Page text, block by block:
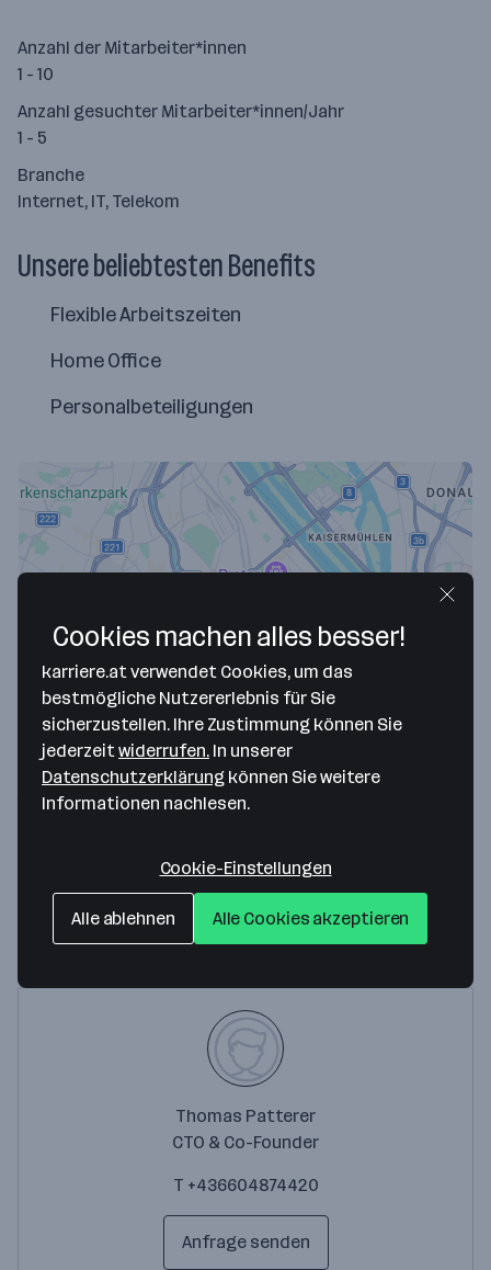
Anzahl der Mitarbeiter*innen
1 - 10
Anzahl gesuchter Mitarbeiter*innen/Jahr
1 - 5
Branche
Internet, IT, Telekom
Unsere beliebtesten Benefits
Flexible Arbeitszeiten
Home Office
Personalbeteiligungen
Map data ©2026 Google
Sendmate by Record Bird GmbH
Marxergasse 24/2/ 2.02
1030 Wien— Route berechnen
Ansprechperson
Thomas Patterer
CTO & Co-Founder
T +436604874420
Anfrage senden
Cookies machen alles besser!
karriere.at verwendet Cookies, um das
bestmögliche Nutzererlebnis für Sie
sicherzustellen. Ihre Zustimmung können Sie
jederzeit widerrufen. In unserer
Datenschutzerklärung können Sie weitere
Informationen nachlesen.
Cookie-Einstellungen
Alle ablehnen Alle Cookies akzeptieren